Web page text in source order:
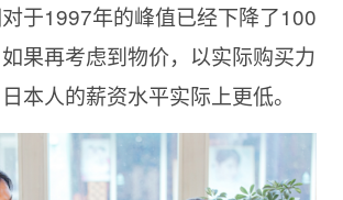
于1997年的峰值已经下降了100
果再考虑到物价，以实际购买力
本人的薪资水平实际上更低。